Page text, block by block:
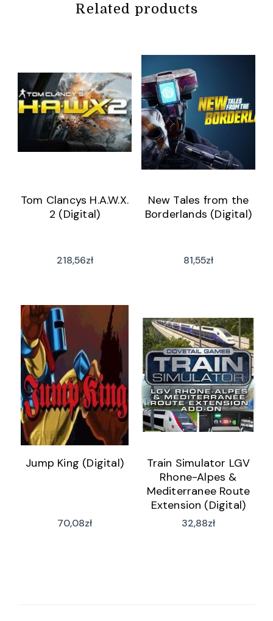
Related products
Tom Clancys H.A.W.X.
2 (Digital)
218,56zł
New Tales from the
Borderlands (Digital)
81,55zł
Jump King (Digital)
70,08zł
Train Simulator LGV
Rhone-Alpes &
Mediterranee Route
Extension (Digital)
32,88zł